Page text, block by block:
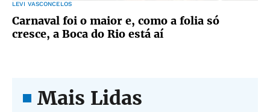
LEVI VASCONCELOS
Carnaval foi o maior e, como a folia só
cresce, a Boca do Rio está aí
Mais Lidas